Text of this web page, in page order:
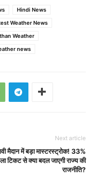
Hindi News
Weather News
Weather
news
Next article
मैदान में बड़ा मास्टरस्ट्रोक! 33%
टिकट से क्या बदल जाएगी राज्य की
राजनीति?